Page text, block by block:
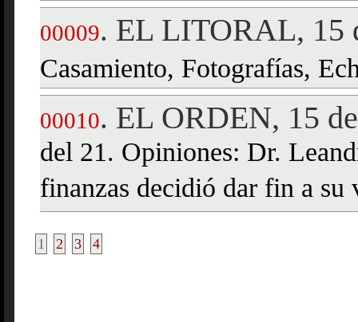
00009. EL LITORAL, 15
Casamiento, Fotografías,
00010. EL ORDEN, 15
del 21. Opiniones: Dr.
finanzas decidió dar fin a su
1 2 3 4